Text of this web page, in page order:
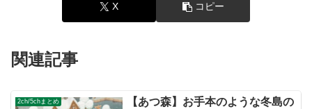
X コピー
関連記事
2ch/5chまとめ
【あつ森】お手本のような冬島の